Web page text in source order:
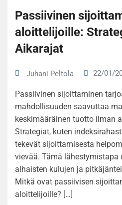
Passiivinen
aloittelijoille:
Aikarajat
Juhani Peltola 22/01/
Passiivinen sijoittaminen
mahdollisuuden saavuttaa
keskimääräinen tuotto ilman
Strategiat, kuten
tekevät sijoittamisesta
vievää. Tämä lähestymistapa
alhaisten kulujen ja
Mitkä ovat passiivisen
aloittelijoille? […]